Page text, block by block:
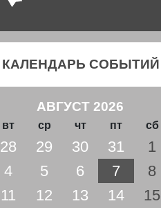
КАЛЕНДАРЬ СОБЫТИЙ
АВГУСТ 2026
вт ср чт пт сб
28 29 30 31 1
4 5 6 7 8
11 12 13 14 15